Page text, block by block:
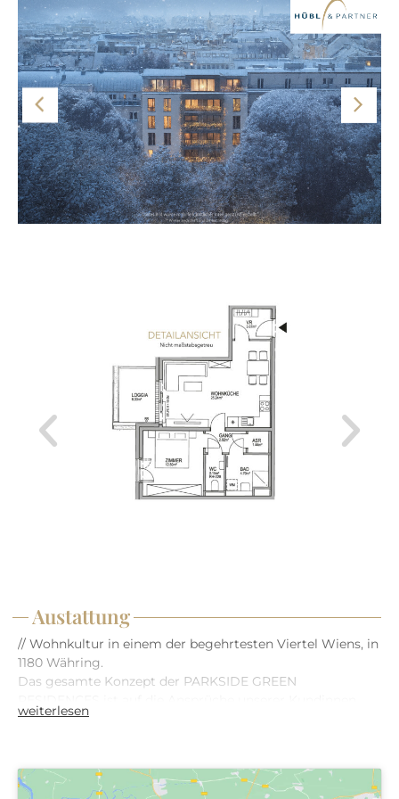
Bauteilaktivierung sichergestellt.
Option für Anleger: Diese Wohnung kann als
Vorsorgewohnung erworben werden. Nähere
Informationen dazu finden Sie auf der Projektwebsite
www.theparkside.at
Hinweis: Die Bilder sind als Beispiele angeführt. Die
Aufteilung der jeweiligen Wohnung ist dem Grundriss zu
entnehmen. Sämtliche Visualisierungen sind
Symboldarstellungen und stellen den derzeitigen
Planungsstand dar.
Der Kauf ist provisionsfrei für die Käuferin oder den
Austattung
// Wohnkultur in einem der begehrtesten Viertel Wiens, in
1180 Währing.
Das gesamte Konzept der PARKSIDE GREEN
und Kunden ausgerichtet. Auf Basis unserer Erfahrung
Mehrwerten. Anlässlich unserer 30-jährigen
Erfolgsgeschichte entsteht dieses außergewöhnliche
weiterlesen